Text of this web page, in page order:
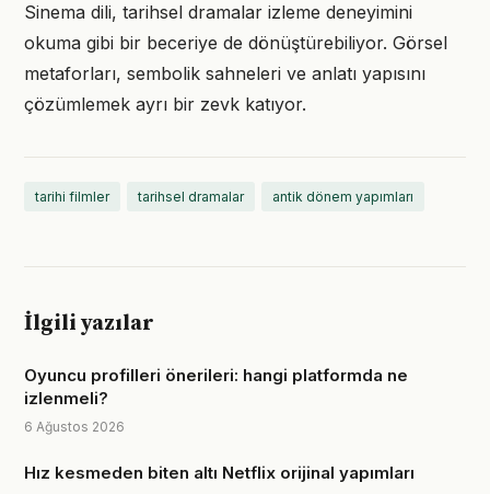
Sinema dili, tarihsel dramalar izleme deneyimini
okuma gibi bir beceriye de dönüştürebiliyor. Görsel
metaforları, sembolik sahneleri ve anlatı yapısını
çözümlemek ayrı bir zevk katıyor.
tarihi filmler tarihsel dramalar antik dönem yapımları
İlgili yazılar
Oyuncu profilleri önerileri: hangi platformda ne
izlenmeli?
6 Ağustos 2026
Hız kesmeden biten altı Netflix orijinal yapımları